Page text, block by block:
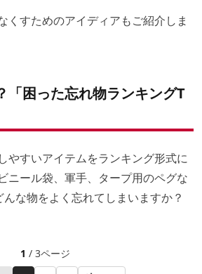
くすためのアイディアもご紹介しま
「困った忘れ物ランキングT
やすいアイテムをランキング形式に
ニール袋、軍手、タープ用のペグな
な物をよく忘れてしまいますか？
1 / 3ページ